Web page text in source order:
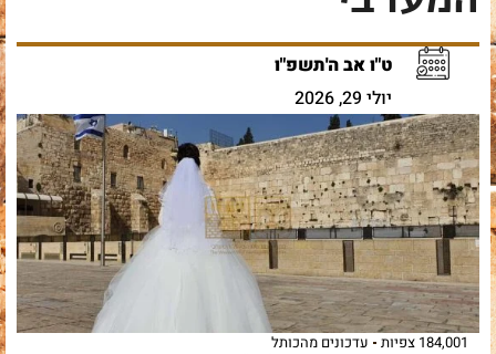
ט"ו אב ה'תשפ"ו
יולי 29, 2026
184,001 צפיות עדכונים מהכותל